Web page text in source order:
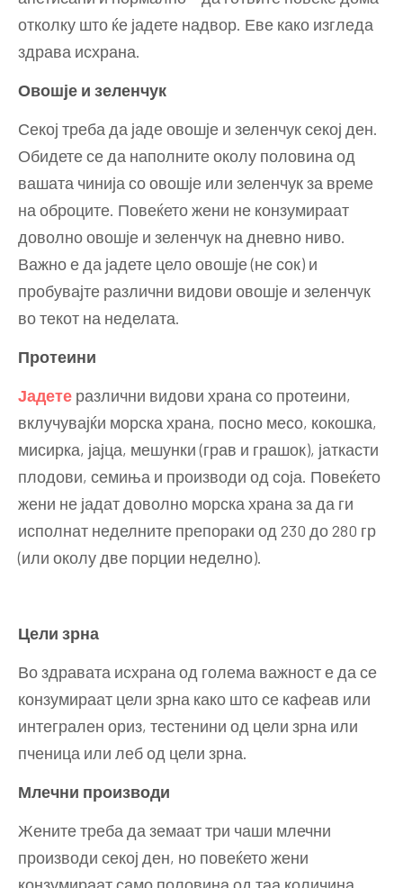
отколку што ќе јадете надвор. Еве како изгледа
здрава исхрана.
Овошје и зеленчук
Секој треба да јаде овошје и зеленчук секој ден.
Обидете се да наполните околу половина од
вашата чинија со овошје или зеленчук за време
на оброците. Повеќето жени не конзумираат
доволно овошје и зеленчук на дневно ниво.
Важно е да јадете цело овошје (не сок) и
пробувајте различни видови овошје и зеленчук
во текот на неделата.
Протеини
Јадете различни видови храна со протеини,
вклучувајќи морска храна, посно месо, кокошка,
мисирка, јајца, мешунки (грав и грашок), јаткасти
плодови, семиња и производи од соја. Повеќето
жени не јадат доволно морска храна за да ги
исполнат неделните препораки од 230 до 280 гр
(или околу две порции неделно).
Цели зрна
Во здравата исхрана од голема важност е да се
конзумираат цели зрна како што се кафеав или
интегрален ориз, тестенини од цели зрна или
пченица или леб од цели зрна.
Млечни производи
Жените треба да земаат три чаши млечни
производи секој ден, но повеќето жени